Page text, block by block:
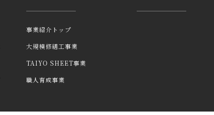
事業紹介トップ
大規模修繕工事業
TAIYO SHEET事業
職人育成事業